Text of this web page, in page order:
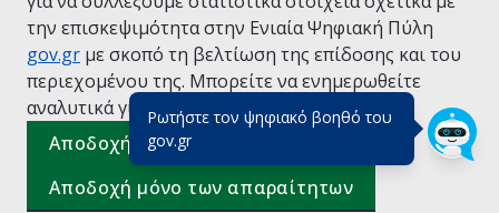
Ρωτήστε τον ψηφιακό βοηθό του
gov.gr(πάτησε για κλείσιμο)
την επισκεψιμότητα στην Ενιαία Ψηφιακή Πύλη
gov.gr με σκοπό τη βελτίωση της επίδοσης και του
περιεχομένου της. Μπορείτε να ενημερωθείτε
αναλυτικά για την Πολιτική Cookies.
Αποδοχή όλων
Αποδοχή μόνο των απαραίτητων
Προτάσεις για το gov.gr
Υλοποίηση από το Υπουργείο Ψηφιακής
Διακυβέρνησης
Ελληνικά |Αγγλικά